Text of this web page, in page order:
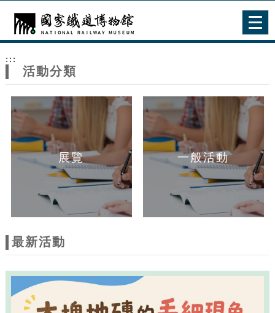
網
站
主
題
:::
活動分類
展覽 一般活動
最新活動